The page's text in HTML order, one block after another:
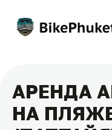
Без залога паспорта.
НА ПЛЯЖЕ
(ПАТТАЙЯ)
Аренда от 5 дней.